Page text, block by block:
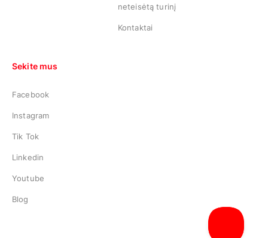
neteisėtą turinį
Kontaktai
Sekite mus
Facebook
Instagram
Tik Tok
Linkedin
Youtube
Blog